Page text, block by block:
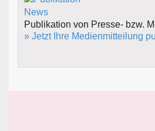
Publikation von Presse- bzw.
» Jetzt Ihre Medienmitteilung